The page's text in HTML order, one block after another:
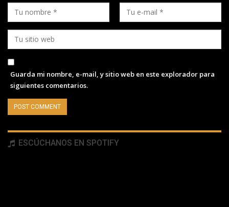
Guarda mi nombre, e-mail, y sitio web en este explorador para
siguientes comentarios.
ESCÚCHANOS EN SPOTIFY